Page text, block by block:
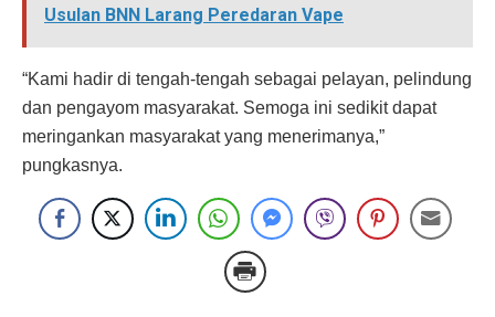
Usulan BNN Larang Peredaran Vape
“Kami hadir di tengah-tengah sebagai pelayan, pelindung
dan pengayom masyarakat. Semoga ini sedikit dapat
meringankan masyarakat yang menerimanya,”
pungkasnya.